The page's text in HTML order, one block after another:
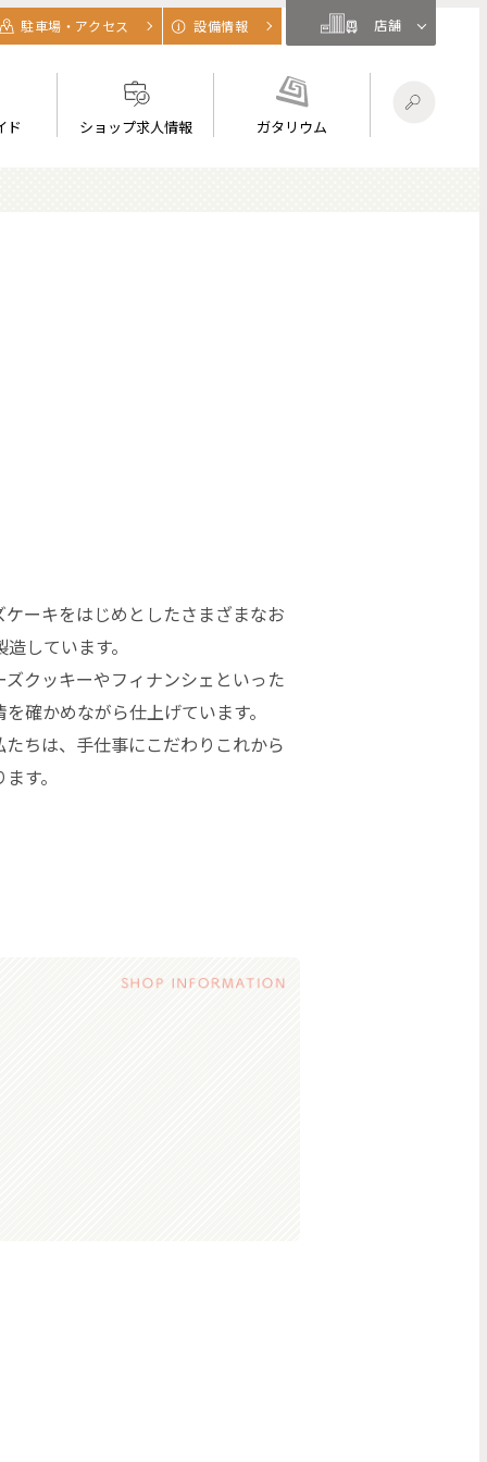
ド ショップ求人情報 ガタリウム
駐車場・アクセス 設備情報 店舗
ーキをはじめとしたさまざまなお
しています。
クッキーやフィナンシェといった
確かめながら仕上げています。
ちは、手仕事にこだわりこれから
す。